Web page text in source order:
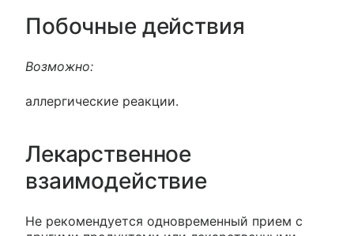
Побочные действия
Возможно:
аллергические реакции.
Лекарственное
взаимодействие
Не рекомендуется одновременный прием с